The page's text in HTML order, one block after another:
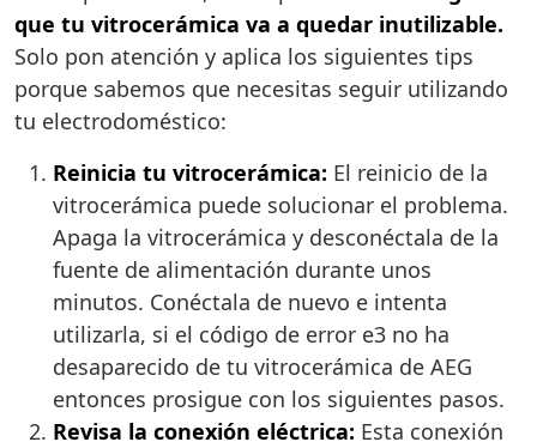
que tu vitrocerámica va a quedar inutilizable.
Solo pon atención y aplica los siguientes tips
porque sabemos que necesitas seguir utilizando
tu electrodoméstico:
Reinicia tu vitrocerámica: El reinicio de la
vitrocerámica puede solucionar el problema.
Apaga la vitrocerámica y desconéctala de la
fuente de alimentación durante unos
minutos. Conéctala de nuevo e intenta
utilizarla, si el código de error e3 no ha
desaparecido de tu vitrocerámica de AEG
entonces prosigue con los siguientes pasos.
Revisa la conexión eléctrica: Esta conexión